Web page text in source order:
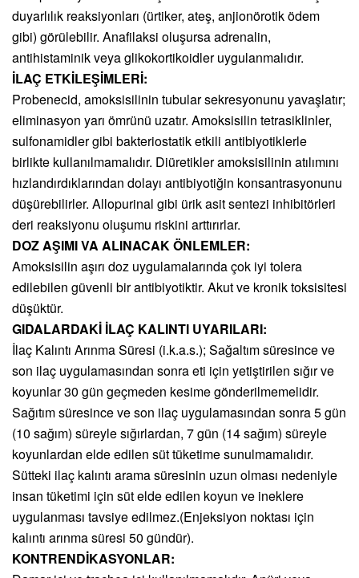
duyarlılık reaksiyonları (ürtiker, ateş, anjionörotik ödem
gibi) görülebilir. Anafilaksi oluşursa adrenalin,
antihistaminik veya glikokortikoidler uygulanmalıdır.
İLAÇ ETKİLEŞİMLERİ:
Probenecid, amoksisilinin tubular sekresyonunu yavaşlatır;
eliminasyon yarı ömrünü uzatır. Amoksisilin tetrasiklinler,
sulfonamidler gibi bakteriostatik etkili antibiyotiklerle
birlikte kullanılmamalıdır. Diüretikler amoksisilinin atılımını
hızlandırdıklarından dolayı antibiyotiğin konsantrasyonunu
düşürebilirler. Allopurinal gibi ürik asit sentezi inhibitörleri
deri reaksiyonu oluşumu riskini arttırırlar.
DOZ AŞIMI VA ALINACAK ÖNLEMLER:
Amoksisilin aşırı doz uygulamalarında çok iyi tolera
edilebilen güvenli bir antibiyotiktir. Akut ve kronik toksisitesi
düşüktür.
GIDALARDAKİ İLAÇ KALINTI UYARILARI:
İlaç Kalıntı Arınma Süresi (i.k.a.s.); Sağaltım süresince ve
son ilaç uygulamasından sonra eti için yetiştirilen sığır ve
koyunlar 30 gün geçmeden kesime gönderilmemelidir.
Sağıtım süresince ve son ilaç uygulamasından sonra 5 gün
(10 sağım) süreyle sığırlardan, 7 gün (14 sağım) süreyle
koyunlardan elde edilen süt tüketime sunulmamalıdır.
Sütteki ilaç kalıntı arama süresinin uzun olması nedeniyle
insan tüketimi için süt elde edilen koyun ve ineklere
uygulanması tavsiye edilmez.(Enjeksiyon noktası için
kalıntı arınma süresi 50 gündür).
KONTRENDİKASYONLAR: